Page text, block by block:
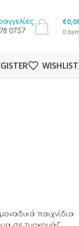
0757
0
€
WISHLIST
παιχνίδια